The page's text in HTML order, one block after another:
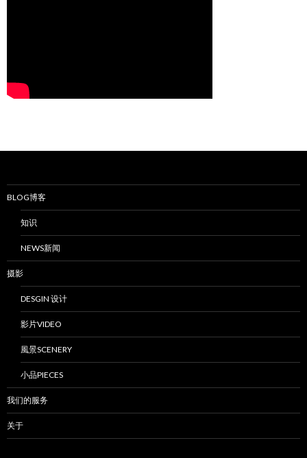
BLOG博客
知识
NEWS新闻
摄影
DESGIN 设计
影片VIDEO
風景SCENERY
小品PIECES
我们的服务
关于